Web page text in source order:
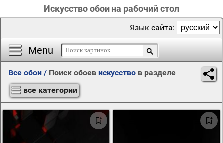
Искусство обои на рабочий стол
Menu
Язык сайта:
Все обои / Поиск обоев искусство в разделе
все категории